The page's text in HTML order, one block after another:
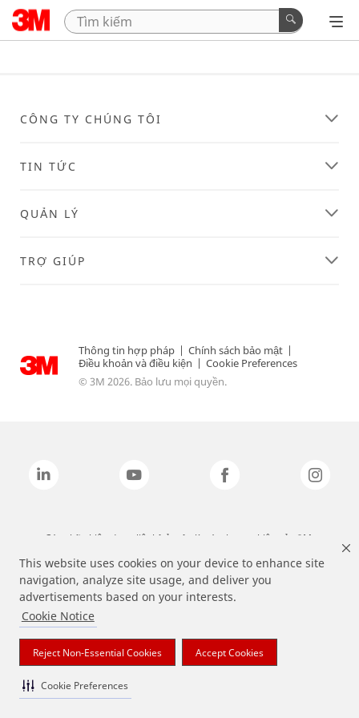
This website uses cookies on your device to enhance site
navigation, analyze site usage, and deliver you
advertisements based on your interests.
Cookie Notice
Reject Non-Essential Cookies Accept Cookies
Cookie Preferences
CÔNG TY CHÚNG TÔI
TIN TỨC
QUẢN LÝ
TRỢ GIÚP
Thông tin hợp pháp | Chính sách bảo mật |
Điều khoản và điều kiện | Cookie Preferences
© 3M 2026. Bảo lưu mọi quyền.
Các nhãn hiệu được liệt kê ở trên là các thương hiệu của 3M.